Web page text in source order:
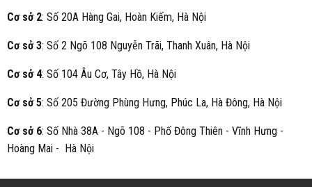
Cơ sở 2: Số 20A Hàng Gai, Hoàn Kiếm, Hà Nội
Cơ sở 3: Số 2 Ngõ 108 Nguyễn Trãi, Thanh Xuân, Hà Nội
Cơ sở 4: Số 104 Âu Cơ, Tây Hồ, Hà Nội
Cơ sở 5: Số 205 Đường Phùng Hưng, Phúc La, Hà Đông, Hà Nội
Cơ sở 6: Số Nhà 38A - Ngõ 108 - Phố Đông Thiên - Vĩnh Hưng -
Hoàng Mai - Hà Nội